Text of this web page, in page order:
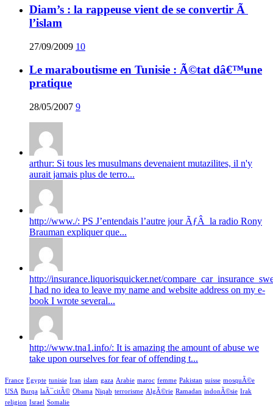
Diam’s : la rappeuse vient de se convertir Ã
l’islam
27/09/2009 10
Le maraboutisme en Tunisie : Ã©tat dâ€™une
pratique
28/05/2007 9
arthur: Si tous les musulmans devenaient mutazilites, il n'y
aurait jamais plus de terro...
http://www./: PS J’entendais l’autre jour ÃƒÂ la radio Rony
Brauman expliquer que...
http://insurance.liquorisquicker.net/
I had no idea to leave my name and website address on my e-
book I wrote several...
http://www.tna1.info/: It is amazing the amount of abuse we
take upon ourselves for fear of offending t...
France Egypte tunisie Iran islam gaza Arabie maroc femme Pakistan suisse mosquÃ©e
USA Burqa laÃ¯citÃ© Obama Niqab terrorisme AlgÃ©rie Ramadan indonÃ©sie Irak
religion Israel Somalie